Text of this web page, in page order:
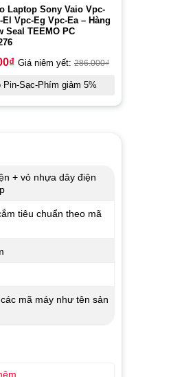
Laptop Sony Vaio Vpc-
El Vpc-Eg Vpc-Ea – Hàng
Seal TEEMO PC
₫ Giá niêm yết: 286.000₫
Pin-Sạc-Phím giảm 5%
+ vỏ nhựa dây điện
tiêu chuẩn theo mã
mã máy như tên sản